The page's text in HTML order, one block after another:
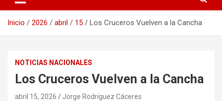
Inicio 2026 abril 15 Los Cruceros Vuelven a la Cancha
NOTICIAS NACIONALES
Los Cruceros Vuelven a la Cancha
abril 15, 2026 Jorge Rodríguez Cáceres